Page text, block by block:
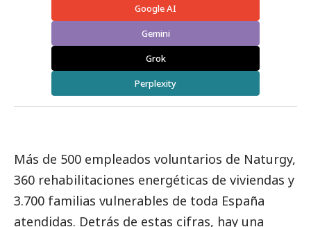
Google AI
Gemini
Grok
Perplexity
Más de 500 empleados voluntarios de Naturgy,
360 rehabilitaciones energéticas de viviendas y
3.700 familias vulnerables de toda España
atendidas. Detrás de estas cifras, hay una